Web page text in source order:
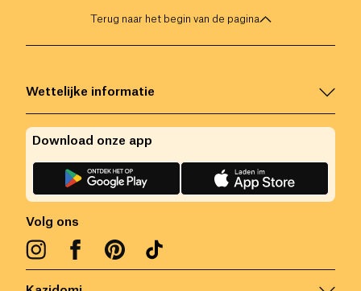
Terug naar het begin van de pagina
Wettelijke informatie
Volg ons
Download onze app